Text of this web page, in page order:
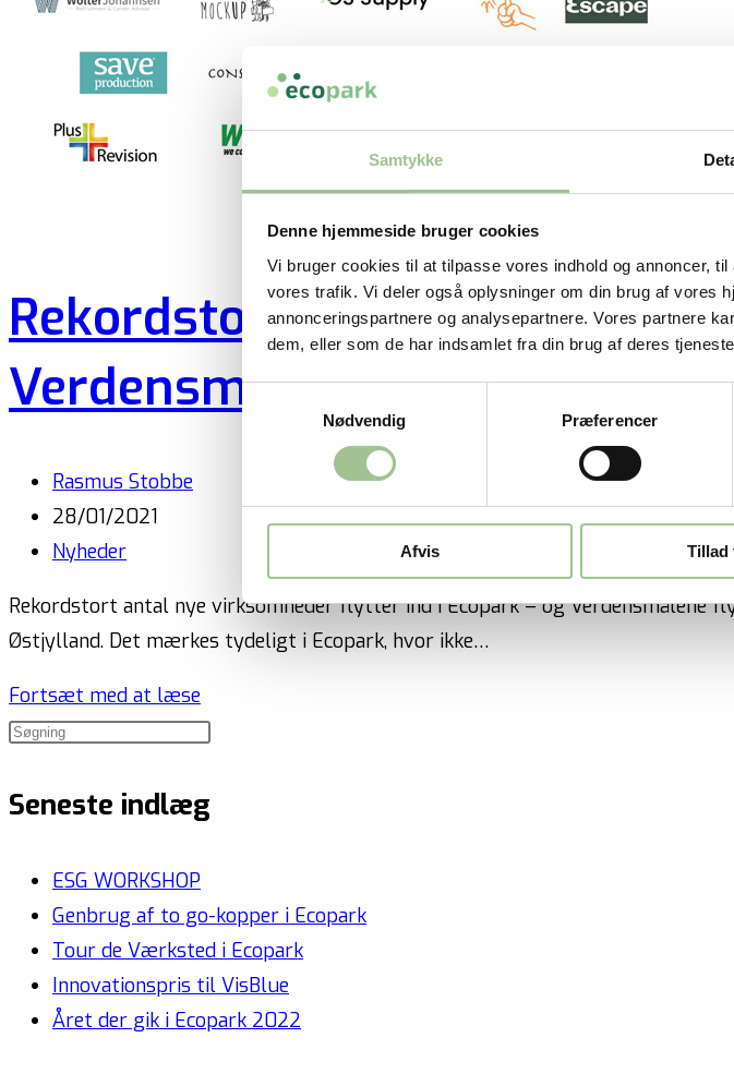
Samtykke
Denne hjemmeside bruger cookies
Vi bruger cookies til at tilpasse vores indhold og annoncer,
vores trafik. Vi deler også oplysninger om din brug af vores
annonceringspartnere og analysepartnere. Vores partnere
dem, eller som de har indsamlet fra din brug af deres
Nødvendig
Præferencer
Afvis Tillad
Rekordstort antal nye
Verdensmålene flytter med
Rasmus Stobbe
28/01/2021
Nyheder
Rekordstort antal nye virksomheder flytter ind i Ecopark – og Verdensmålene
Østjylland. Det mærkes tydeligt i Ecopark, hvor ikke…
Fortsæt med at læse
Seneste indlæg
ESG WORKSHOP
Genbrug af to go-kopper i Ecopark
Tour de Værksted i Ecopark
Innovationspris til VisBlue
Året der gik i Ecopark 2022